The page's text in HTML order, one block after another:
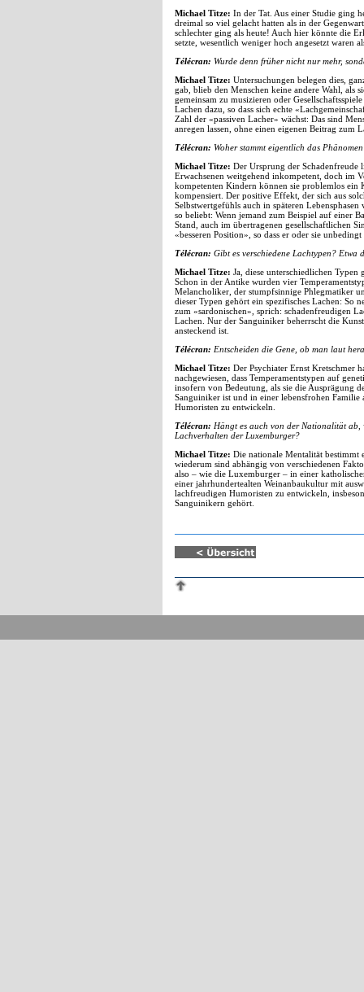
Michael Titze: In der Tat. Aus einer Studie ging
dreimal so viel gelacht hatten als in der
schlechter ging als heute! Auch hier könnte die
setzte, wesentlich weniger hoch angesetzt waren
Télécran: Wurde denn früher nicht nur mehr,
Michael Titze: Untersuchungen belegen dies,
gab, blieb den Menschen keine andere Wahl, als
gemeinsam zu musizieren oder
Lachen dazu, so dass sich echte
Zahl der «passiven Lacher» wächst: Das sind
anregen lassen, ohne einen eigenen Beitrag zum
Télécran: Woher stammt eigentlich das
Michael Titze: Der Ursprung der
Erwachsenen weitgehend inkompetent, doch im
kompetenten Kindern können sie problemlos ein
kompensiert. Der positive Effekt, der sich aus
Selbstwertgefühls auch in späteren
so beliebt: Wenn jemand zum Beispiel auf einer
Stand, auch im übertragenen gesellschaftlichen
«besseren Position», so dass er oder sie
Télécran: Gibt es verschiedene Lachtypen?
Michael Titze: Ja, diese unterschiedlichen
Schon in der Antike wurden vier
Melancholiker, der stumpfsinnige Phlegmatiker
dieser Typen gehört ein spezifisches Lachen:
zum «sardonischen», sprich: schadenfreudigen
Lachen. Nur der Sanguiniker beherrscht die
ansteckend ist.
Télécran: Entscheiden die Gene, ob man laut
Michael Titze: Der Psychiater Ernst Kretschmer
nachgewiesen, dass Temperamentstypen auf
insofern von Bedeutung, als sie die Ausprägung
Sanguiniker ist und in einer lebensfrohen Familie
Humoristen zu entwickeln.
Télécran: Hängt es auch von der Nationalität ab,
Lachverhalten der Luxemburger?
Michael Titze: Die nationale Mentalität bestimmt
wiederum sind abhängig von verschiedenen
also – wie die Luxemburger – in einer
einer jahrhundertealten Weinanbaukultur mit
lachfreudigen Humoristen zu entwickeln,
Sanguinikern gehört.